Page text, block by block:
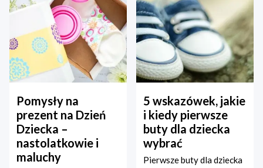
Pomysły na
prezent na Dzień
Dziecka –
nastolatkowie i
maluchy
5 wskazówek, jakie
i kiedy pierwsze
buty dla dziecka
wybrać
Pierwsze buty dla dziecka